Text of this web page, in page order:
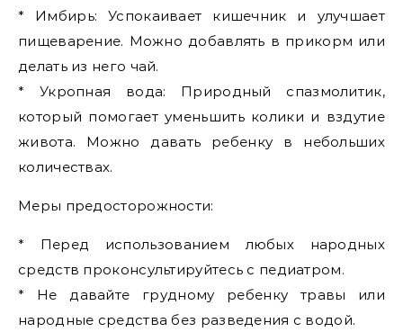
* Имбирь: Успокаивает кишечник и улучшает
пищеварение. Можно добавлять в прикорм или
делать из него чай.
* Укропная вода: Природный спазмолитик,
который помогает уменьшить колики и вздутие
живота. Можно давать ребенку в небольших
количествах.
Меры предосторожности:
* Перед использованием любых народных
средств проконсультируйтесь с педиатром.
* Не давайте грудному ребенку травы или
народные средства без разведения с водой.